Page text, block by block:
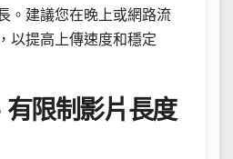
。建議您在晚上或網路流
以提高上傳速度和穩定
有限制影片長度